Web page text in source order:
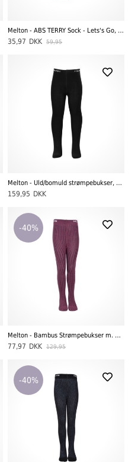
Melton - ABS TERRY Sock - Lets's Go, Wild Rose
35,97 DKK 59,95
Melton - Uld/bomuld strømpebukser, Sort
159,95 DKK
-40%
Melton - Bambus Strømpebukser m. Glimmer, Fig
77,97 DKK 129,95
-40%